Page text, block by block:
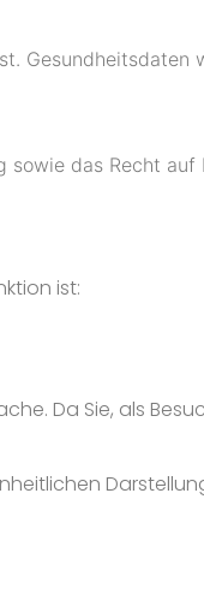
das Recht
ist:
Da Sie, als